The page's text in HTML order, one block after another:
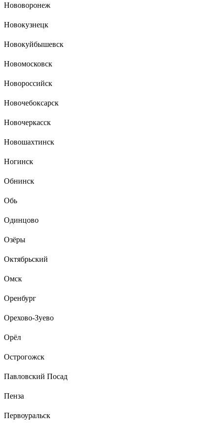
Нововоронеж
Новокузнецк
Новокуйбышевск
Новомосковск
Новороссийск
Новочебоксарск
Новочеркасск
Новошахтинск
Ногинск
Обнинск
Обь
Одинцово
Озёры
Октябрьский
Омск
Оренбург
Орехово-Зуево
Орёл
Острогожск
Павловский Посад
Пенза
Первоуральск